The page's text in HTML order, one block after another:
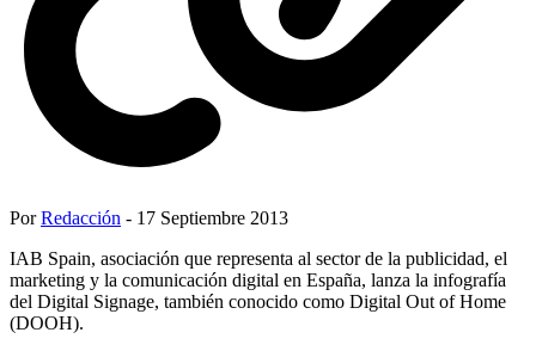
PorRedacción - 17 Septiembre 2013
IAB Spain, asociación que representa al sector de la publicidad, el
marketing y la comunicación digital en España, lanza la infografía
del Digital Signage, también conocido como Digital Out of Home
(DOOH).